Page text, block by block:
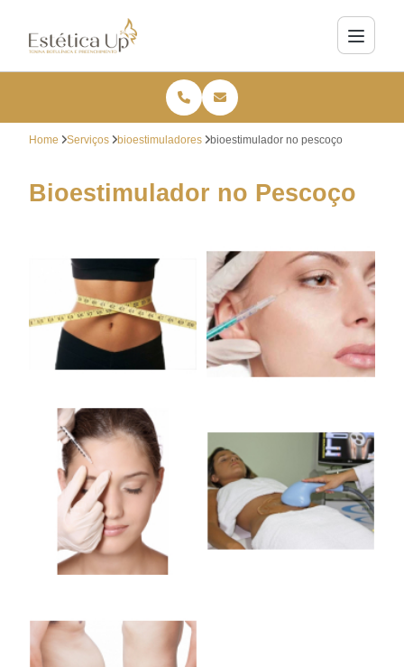
Home Serviços bioestimuladores bioestimulador no pescoço
Bioestimulador no Pescoço